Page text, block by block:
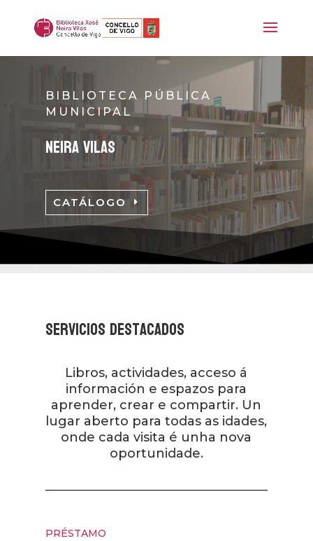
BIBLIOTECA PÚBLICA
MUNICIPAL
neira vilas
CATÁLOGO
Servicios destacados
Libros, actividades, acceso á
información e espazos para
aprender, crear e compartir. Un
lugar aberto para todas as idades,
onde cada visita é unha nova
oportunidade.
PRÉSTAMO